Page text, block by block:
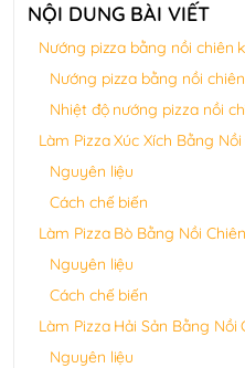
NỘI DUNG BÀI VIẾT
Nướng pizza bằng nồi chiên
Nướng pizza bằng nồi
Nhiệt độ nướng pizza nồi
Làm Pizza Xúc Xích Bằng
Nguyên liệu
Cách chế biến
Làm Pizza Bò Bằng Nồi
Nguyên liệu
Cách chế biến
Làm Pizza Hải Sản Bằng Nồi
Nguyên liệu